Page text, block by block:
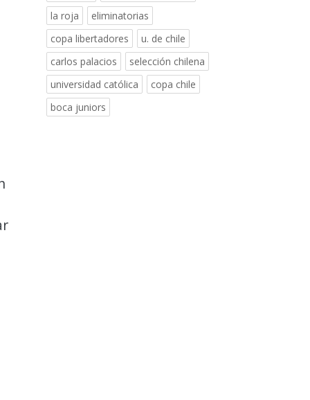
la roja
eliminatorias
copa libertadores
u. de chile
carlos palacios
selección chilena
universidad católica
copa chile
boca juniors